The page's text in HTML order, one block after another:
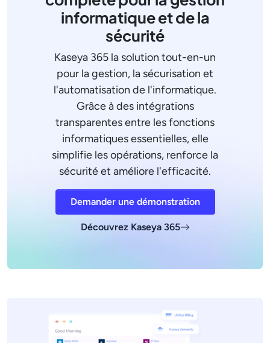
informatique et de la
sécurité
Kaseya 365 la solution tout-en-un
pour la gestion, la sécurisation et
l'automatisation de l'informatique.
Grâce à des intégrations
transparentes entre les fonctions
informatiques essentielles, elle
simplifie les opérations, renforce la
sécurité et améliore l'efficacité.
Demander une démonstration
Découvrez Kaseya 365